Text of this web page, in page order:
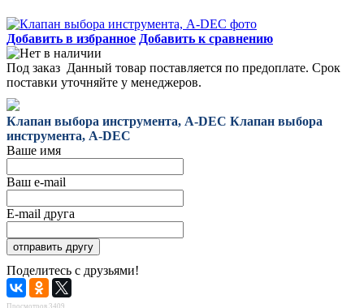
Добавить в избранное Добавить к сравнению
Под заказ Данный товар поставляется по предоплате. Срок
поставки уточняйте у менеджеров.
Клапан выбора инструмента, A-DEC Клапан выбора
инструмента, A-DEC
Ваше имя
Ваш e-mail
E-mail друга
Поделитесь с друзьями!
Просмотров 3409